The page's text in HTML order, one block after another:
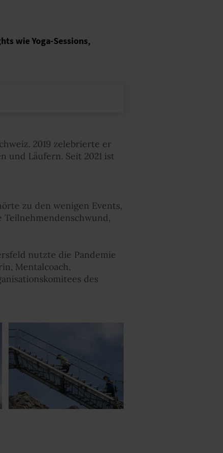
wie Yoga-Sessions,
2019 zelebrierte er
und Läufern. Seit 2021 ist
zu den wenigen Events,
nutzte die Pandemie
Mentalcoach,
des